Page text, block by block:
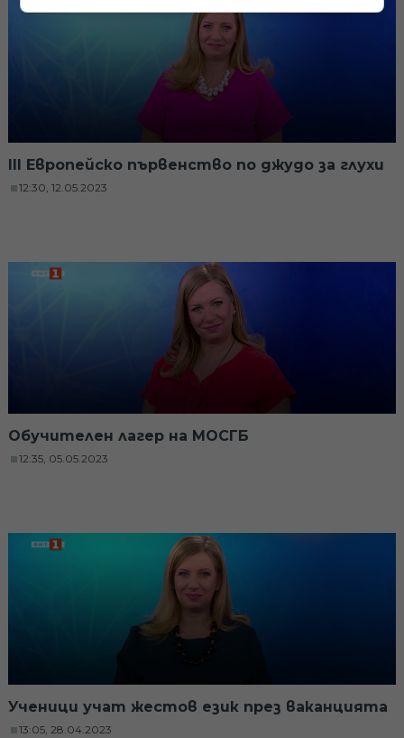
III Европейско първенство по джудо за глухи
12:30, 12.05.2023
Обучителен лагер на МОСГБ
12:35, 05.05.2023
Ученици учат жестов език през ваканцията
13:05, 28.04.2023